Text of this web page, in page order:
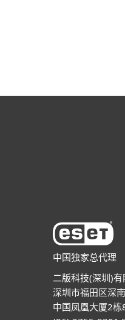
中国独家总代理
二版科技(深圳)有
深圳市福田区深
中国凤凰大厦2